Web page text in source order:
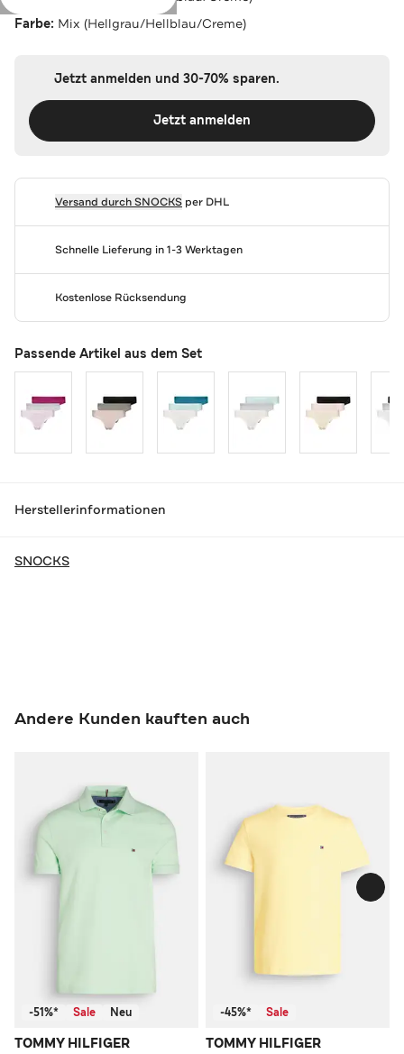
Farbe: Mix (Hellgrau/Hellblau/Creme)
Jetzt anmelden und 30-70% sparen.
Jetzt anmelden
Versand durchSNOCKSper DHL
Schnelle Lieferung in 1-3 Werktagen
Kostenlose Rücksendung
Passende Artikel aus dem Set
Herstellerinformationen
SNOCKS
Andere Kunden kauften auch
-51%* Sale Neu
TOMMY HILFIGER
-45%* Sale
TOMMY HILFIGER